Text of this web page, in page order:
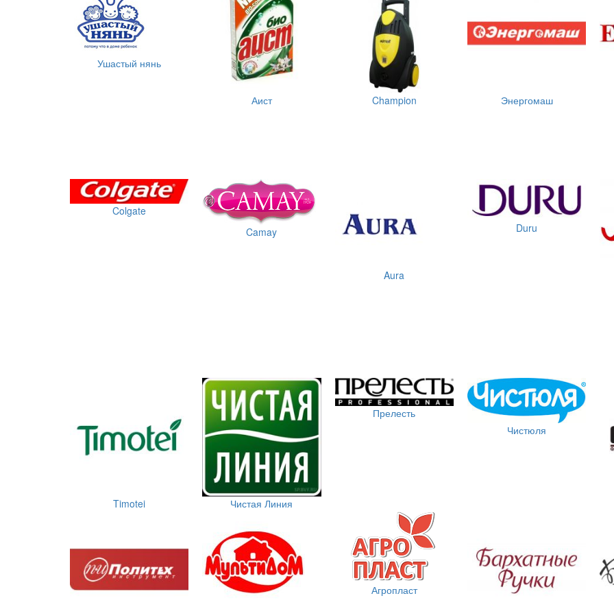
Ушастый нянь
Аист Champion Энергомаш
Colgate
Camay
Aura
Duru
Timotei Чистая Линия
Прелесть
Чистюля
Агропласт